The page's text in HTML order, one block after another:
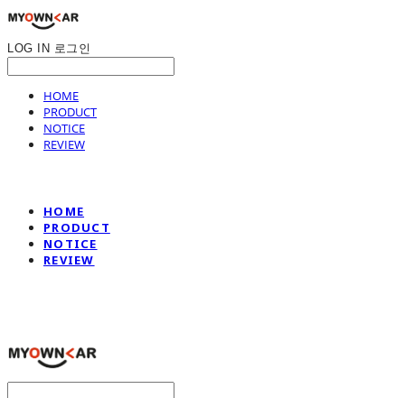
LOG IN 로그인
HOME
PRODUCT
NOTICE
REVIEW
HOME
PRODUCT
NOTICE
REVIEW